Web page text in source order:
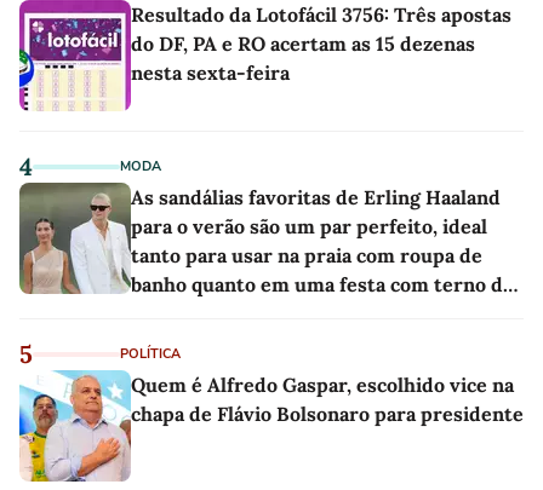
Resultado da Lotofácil 3756: Três apostas
do DF, PA e RO acertam as 15 dezenas
nesta sexta-feira
4 MODA
As sandálias favoritas de Erling Haaland
para o verão são um par perfeito, ideal
tanto para usar na praia com roupa de
banho quanto em uma festa com terno de
5 POLÍTICA
Quem é Alfredo Gaspar, escolhido vice na
chapa de Flávio Bolsonaro para presidente